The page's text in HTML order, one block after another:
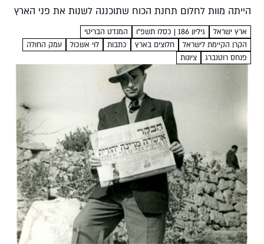
הייתה מוות לחלום תחנת הכוח שתוכננה לשנות את פני הארץ
בצלאל עמיקם ראשית המנדט הבריטי בארץ ישראל...
ארץ ישראל גיליון 186 | כסלו תשפ"ו
המנדט הבריטי
הקרן הקיימת לישראל
חלוצים בארץ כתבות לוי אשכול
עמק החולה
פנחס רוטנברג
ציונות